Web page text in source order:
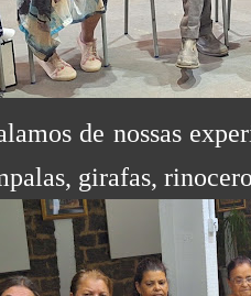
de nossas
girafas,